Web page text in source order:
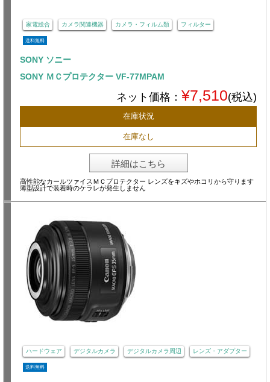
家電総合 カメラ関連機器 カメラ・フィルム類 フィルター
送料無料
SONY ソニー
SONY ＭＣプロテクター VF-77MPAM
ネット価格： ¥7,510(税込)
在庫状況
在庫なし
詳細はこちら
高性能なカールツァイスＭＣプロテクター レンズをキズやホコリから守ります
薄型設計で装着時のケラレが発生しません
ハードウェア デジタルカメラ デジタルカメラ周辺 レンズ・アダプター
送料無料